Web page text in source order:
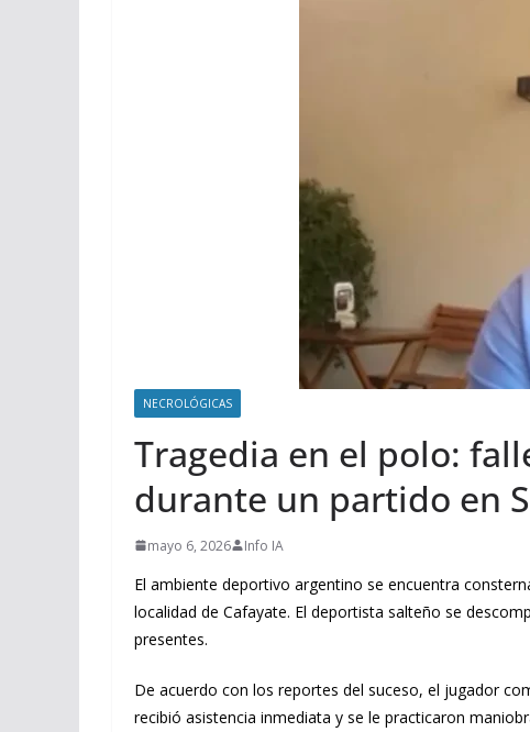
NECROLÓGICAS
Tragedia en el polo:
durante un partido en
mayo 6, 2026 Info IA
El ambiente deportivo argentino se encuentra
localidad de Cafayate. El deportista salteño se
presentes.
De acuerdo con los reportes del suceso, el jugador
recibió asistencia inmediata y se le practicaron